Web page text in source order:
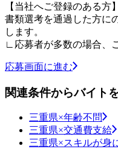
【当社へご登録のある方】
書類選考を通過した方に
します。
∟応募者が多数の場合、
応募画面に進む
関連条件からバイト
三重県×年齢不問
三重県×交通費支給
三重県×スキルが身